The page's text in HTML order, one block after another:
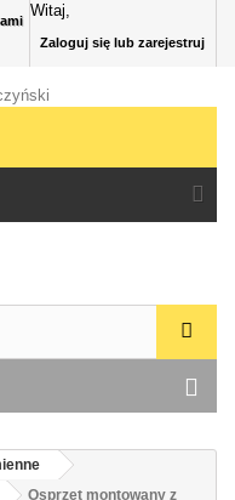
Witaj,
Zaloguj się lub zarejestruj
Osprzęt montowany z